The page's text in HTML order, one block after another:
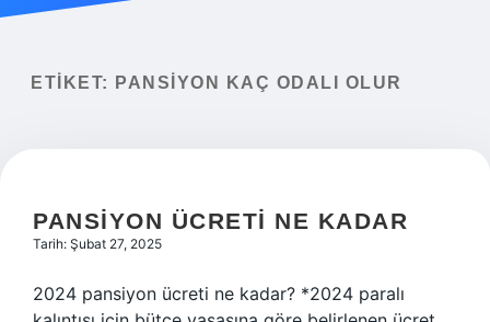
Yasal Uyarı
ETIKET: PANSIYON KAÇ ODALI OLUR
PANSIYON ÜCRETI NE KADAR
Tarih: Şubat 27, 2025
2024 pansiyon ücreti ne kadar? *2024 paralı